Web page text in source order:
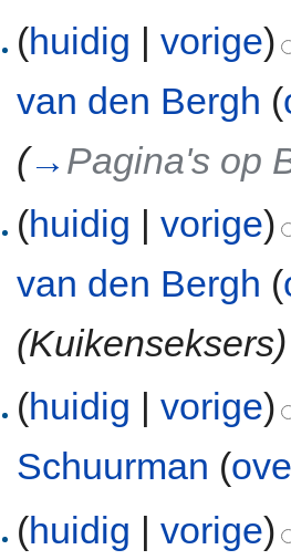
(huidig |vorige)
van den Bergh (
(→ Pagina's op
(huidig |vorige)
van den Bergh (
(Kuikenseksers)
(huidig |vorige)
Schuurman (
(huidig |vorige)